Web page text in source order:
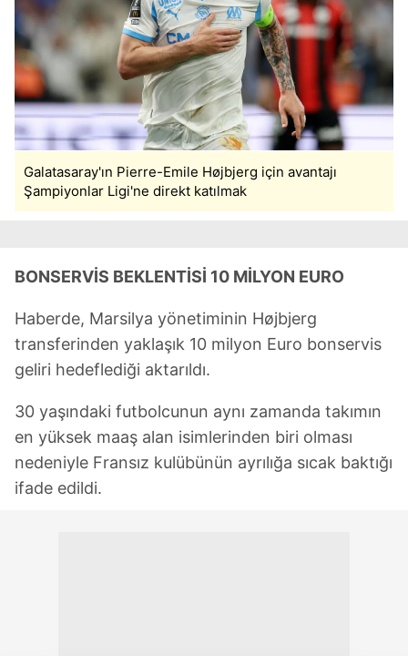
Galatasaray'ın Pierre-Emile Højbjerg için avantajı
Şampiyonlar Ligi'ne direkt katılmak
BONSERVİS BEKLENTİSİ 10 MİLYON EURO
Haberde, Marsilya yönetiminin Højbjerg
transferinden yaklaşık 10 milyon Euro bonservis
geliri hedeflediği aktarıldı.
30 yaşındaki futbolcunun aynı zamanda takımın
en yüksek maaş alan isimlerinden biri olması
nedeniyle Fransız kulübünün ayrılığa sıcak baktığı
ifade edildi.